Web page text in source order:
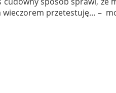
wieczorem przetestuję… –